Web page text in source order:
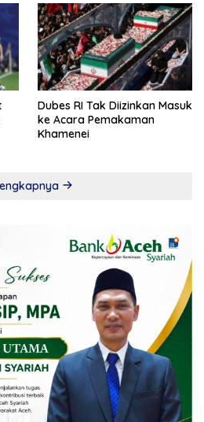
Dubes RI Tak Diizinkan Masuk
ke Acara Pemakaman
Khamenei